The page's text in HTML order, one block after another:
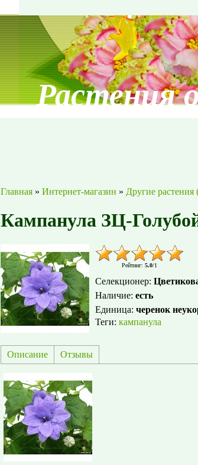
Растения
Главная » Интернет-магазин » Другие растения
Кампанула ЗЦ-
Рейтинг: 5.0/1
Селекционер:
Наличие: есть
Единица: черенок
Теги: кампанула
Описание Отзывы